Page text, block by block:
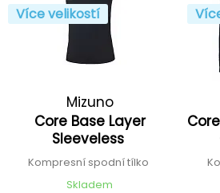
Více velikostí
Mizuno
Core Base Layer
Sleeveless
Kompresní spodní tílko
Skladem